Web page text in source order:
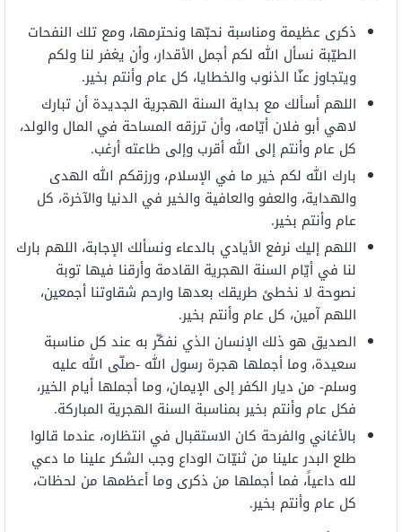
ذكرى عظيمة ومناسبة نحبّها ونحترمها، ومع تلك النفحات
الطيّبة نسأل الله لكم أجمل الأقدار، وأن يغفر لنا ولكم
ويتجاوز عنّا الذنوب والخطايا، كل عام وأنتم بخير.
اللهم أسألك مع بداية السنة الهجرية الجديدة أن تبارك
لاهي أبو فلان أيّامه، وأن ترزقه المساحة في المال والولد،
كل عام وأنتم إلى الله أقرب وإلى طاعته أرغب.
بارك الله لكم خير ما في الإسلام، ورزقكم الله الهدى
والهداية، والعفو والعافية والخير في الدنيا والآخرة، كل
عام وأنتم بخير.
اللهم إليك نرفع الأيادي بالدعاء ونسألك الإجابة، اللهم بارك
لنا في أيّام السنة الهجرية القادمة وأرقنا فيها توبة
نصوحة لا نخطئ طريقك بعدها وارحم شقاوتنا أجمعين،
اللهم آمين، كل عام وأنتم بخير.
الصديق هو ذلك الإنسان الذي نفكّر به عند كل مناسبة
سعيدة، وما أجملها هجرة رسول الله -صلّى الله عليه
وسلم- من ديار الكفر إلى الإيمان، وما أجملها أيام الخير،
فكل عام وأنتم بخير بمناسبة السنة الهجرية المباركة.
بالأغاني والفرحة كان الاستقبال في انتظاره، عندما قالوا
طلع البدر علينا من ثنيّات الوداع وجب الشكر علينا ما دعي
لله داعياً، فما أجملها من ذكرى وما أعظمها من لحظات،
كل عام وأنتم بخير.